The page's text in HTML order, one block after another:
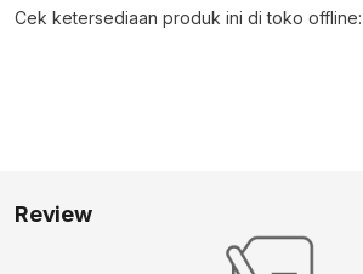
Cek ketersediaan produk ini di toko offline:
Review